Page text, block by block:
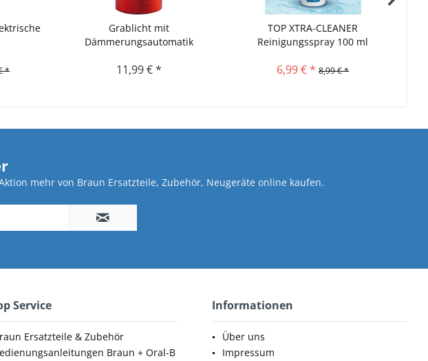
*
Grablicht mit
Dämmerungsautomatik
11,99 € *
TOP XTRA-CLEANER
Reinigungsspray 100 ml
6,99 € * 8,99 € *
mehr von Braun Ersatzteile, Zubehör, Neugeräte online kaufen.
Service
Ersatzteile & Zubehör
Braun + Oral-B
Informationen
Über uns
Impressum